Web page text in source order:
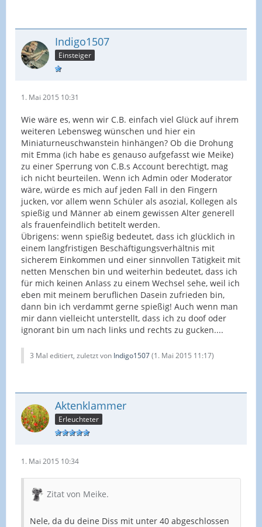
Indigo1507
Einsteiger
1. Mai 2015 10:31
Wie wäre es, wenn wir C.B. einfach viel Glück auf ihrem
weiteren Lebensweg wünschen und hier ein
Miniaturneuschwanstein hinhängen? Ob die Drohung
mit Emma (ich habe es genauso aufgefasst wie Meike)
zu einer Sperrung von C.B.s Account berechtigt, mag
ich nicht beurteilen. Wenn ich Admin oder Moderator
wäre, würde es mich auf jeden Fall in den Fingern
jucken, vor allem wenn Schüler als asozial, Kollegen als
spießig und Männer ab einem gewissen Alter generell
als frauenfeindlich betitelt werden.
Übrigens: wenn spießig bedeutet, dass ich glücklich in
einem langfristigen Beschäftigungsverhältnis mit
sicherem Einkommen und einer sinnvollen Tätigkeit mit
netten Menschen bin und weiterhin bedeutet, dass ich
für mich keinen Anlass zu einem Wechsel sehe, weil ich
eben mit meinem beruflichen Dasein zufrieden bin,
dann bin ich verdammt gerne spießig! Auch wenn man
mir dann vielleicht unterstellt, dass ich zu doof oder
ignorant bin um nach links und rechts zu gucken....
3 Mal editiert, zuletzt von Indigo1507(1. Mai 2015 11:17)
Aktenklammer
Erleuchteter
1. Mai 2015 10:34
Zitat von Meike.
Nele, da du deine Diss mit unter 40 abgeschlossen